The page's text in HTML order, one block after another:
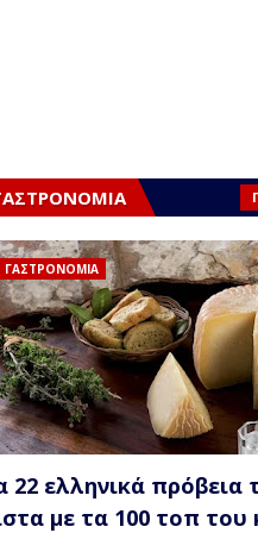
ΓΑΣΤΡΟΝΟΜΙΑ
22 ελληνικά πρόβεια
με τα 100 τοπ